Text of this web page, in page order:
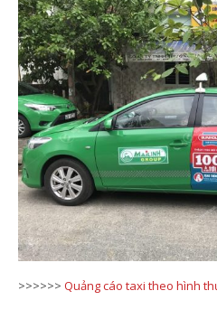
>>>>>> Quảng cáo taxi theo hình